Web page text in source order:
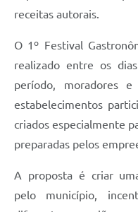
receitas autorais.
O 1º Festival
realizado entre os
período, moradores
estabelecimentos
criados especialmente
preparadas pelos
A proposta é criar
pelo município,